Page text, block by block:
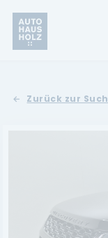
Ford
Zurück zur